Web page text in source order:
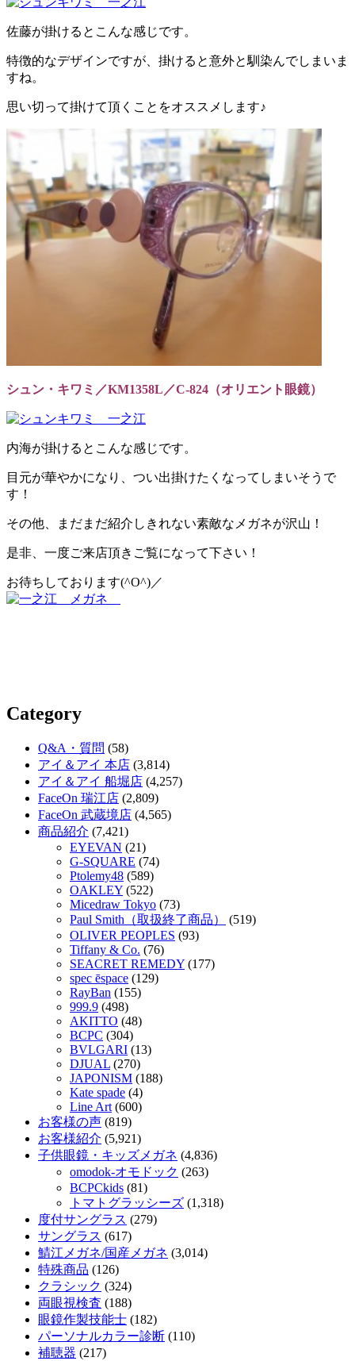
佐藤が掛けるとこんな感じです。
特徴的なデザインですが、掛けると意外と馴染んでしまいま
すね。
思い切って掛けて頂くことをオススメします♪
シュン・キワミ／KM1358L／C-824（オリエント眼鏡）
内海が掛けるとこんな感じです。
目元が華やかになり、つい出掛けたくなってしまいそうで
す！
その他、まだまだ紹介しきれない素敵なメガネが沢山！
是非、一度ご来店頂きご覧になって下さい！
お待ちしております(^O^)／
Category
Q&A・質問 (58)
アイ＆アイ 本店 (3,814)
アイ＆アイ 船堀店 (4,257)
FaceOn 瑞江店 (2,809)
FaceOn 武蔵境店 (4,565)
商品紹介 (7,421)
EYEVAN (21)
G-SQUARE (74)
Ptolemy48 (589)
OAKLEY (522)
Micedraw Tokyo (73)
Paul Smith（取扱終了商品）
(519)
OLIVER PEOPLES (93)
Tiffany & Co. (76)
SEACRET REMEDY (177)
spec ēspace (129)
RayBan (155)
999.9 (498)
AKITTO (48)
BCPC (304)
BVLGARI (13)
DJUAL (270)
JAPONISM (188)
Kate spade (4)
Line Art (600)
お客様の声 (819)
お客様紹介 (5,921)
子供眼鏡・キッズメガネ (4,836)
omodok-オモドック (263)
BCPCkids (81)
トマトグラッシーズ (1,318)
度付サングラス (279)
サングラス (617)
鯖江メガネ/国産メガネ (3,014)
特殊商品 (126)
クラシック (324)
両眼視検査 (188)
眼鏡作製技能士 (182)
パーソナルカラー診断 (110)
補聴器 (217)